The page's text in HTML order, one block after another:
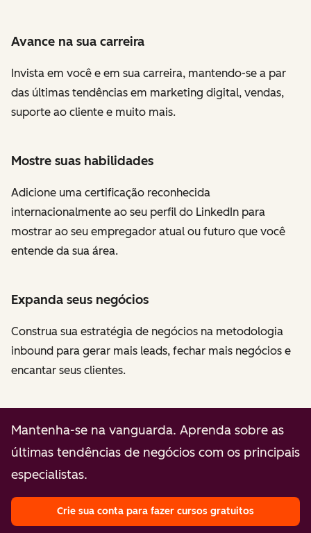
Avance na sua carreira
Invista em você e em sua carreira, mantendo-se a par
das últimas tendências em marketing digital, vendas,
suporte ao cliente e muito mais.
Mostre suas habilidades
Adicione uma certificação reconhecida
internacionalmente ao seu perfil do LinkedIn para
mostrar ao seu empregador atual ou futuro que você
entende da sua área.
Expanda seus negócios
Construa sua estratégia de negócios na metodologia
inbound para gerar mais leads, fechar mais negócios e
encantar seus clientes.
Mantenha-se na vanguarda. Aprenda sobre as
últimas tendências de negócios com os principais
especialistas.
Crie sua conta para fazer cursos gratuitos